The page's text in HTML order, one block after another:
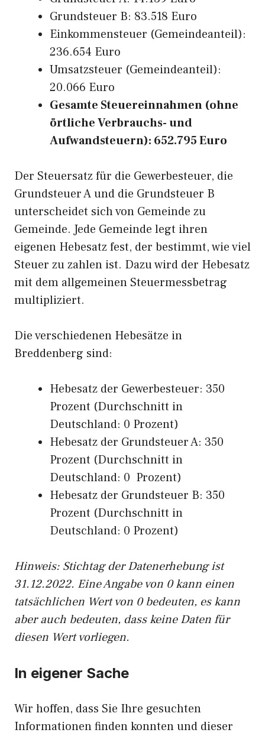
Grundsteuer B: 83.518 Euro
Einkommensteuer (Gemeindeanteil):
236.654 Euro
Umsatzsteuer (Gemeindeanteil):
20.066 Euro
Gesamte Steuereinnahmen (ohne
örtliche Verbrauchs- und
Aufwandsteuern): 652.795 Euro
Der Steuersatz für die Gewerbesteuer, die
Grundsteuer A und die Grundsteuer B
unterscheidet sich von Gemeinde zu
Gemeinde. Jede Gemeinde legt ihren
eigenen Hebesatz fest, der bestimmt, wie viel
Steuer zu zahlen ist. Dazu wird der Hebesatz
mit dem allgemeinen Steuermessbetrag
multipliziert.
Die verschiedenen Hebesätze in
Breddenberg sind:
Hebesatz der Gewerbesteuer: 350
Prozent (Durchschnitt in
Deutschland: 0 Prozent)
Hebesatz der Grundsteuer A: 350
Prozent (Durchschnitt in
Deutschland: 0 Prozent)
Hebesatz der Grundsteuer B: 350
Prozent (Durchschnitt in
Deutschland: 0 Prozent)
Hinweis: Stichtag der Datenerhebung ist
31.12.2022. Eine Angabe von 0 kann einen
tatsächlichen Wert von 0 bedeuten, es kann
aber auch bedeuten, dass keine Daten für
diesen Wert vorliegen.
In eigener Sache
Wir hoffen, dass Sie Ihre gesuchten
Informationen finden konnten und dieser